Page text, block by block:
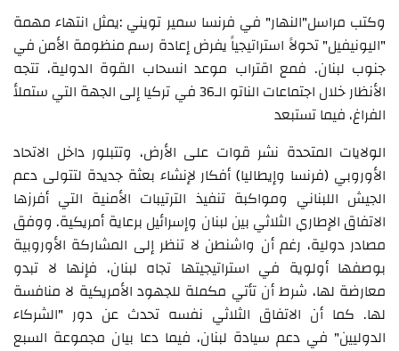
وكتب مراسل"النهار" في فرنسا سمير تويني :يمثل انتهاء مهمة
"اليونيفيل" تحولاً استراتيجياً يفرض إعادة رسم منظومة الأمن في
جنوب لبنان. فمع اقتراب موعد انسحاب القوة الدولية، تتجه
الأنظار خلال اجتماعات الناتو الـ36 في تركيا إلى الجهة التي ستملأ
الفراغ، فيما تستبعد
الولايات المتحدة نشر قوات على الأرض، وتتبلور داخل الاتحاد
الأوروبي (فرنسا وإيطاليا) أفكار لإنشاء بعثة جديدة لتتولى دعم
الجيش اللبناني ومواكبة تنفيذ الترتيبات الأمنية التي أفرزها
الاتفاق الإطاري الثلاثي بين لبنان وإسرائيل برعاية أمريكية. ووفق
مصادر دولية، رغم أن واشنطن لا تنظر إلى المشاركة الأوروبية
بوصفها أولوية في استراتيجيتها تجاه لبنان، فإنها لا تبدو
معارضة لها، شرط أن تأتي مكملة للجهود الأمريكية لا منافسة
لها. كما أن الاتفاق الثلاثي نفسه تحدث عن دور "الشركاء
الدوليين" في دعم سيادة لبنان، فيما دعا بيان مجموعة السبع